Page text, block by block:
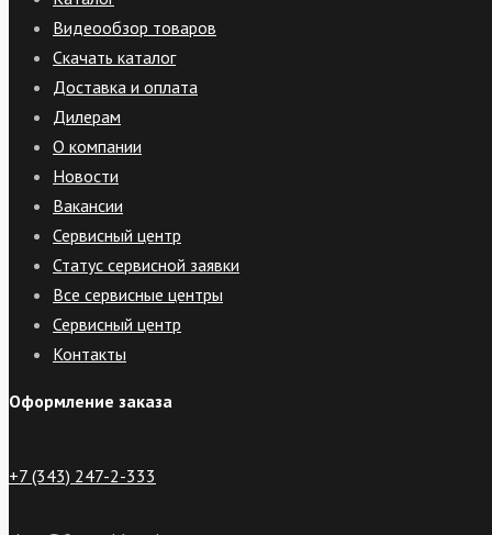
Видеообзор товаров
Скачать каталог
Доставка и оплата
Дилерам
О компании
Новости
Вакансии
Сервисный центр
Статус сервисной заявки
Все сервисные центры
Сервисный центр
Контакты
Оформление заказа
+7 (343) 247-2-333